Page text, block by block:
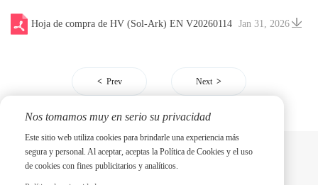
Jan 31, 2026
Hoja de compra de HV (Sol-Ark) EN V20260114
Prev Next
Nos tomamos muy en serio su privacidad
Este sitio web utiliza cookies para brindarle una experiencia más
segura y personal. Al aceptar, aceptas la Política de Cookies y el uso
de cookies con fines publicitarios y analíticos.